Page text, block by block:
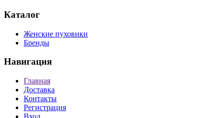
Каталог
Женские пуховики
Бренды
Навигация
Главная
Доставка
Контакты
Регистрация
Вход